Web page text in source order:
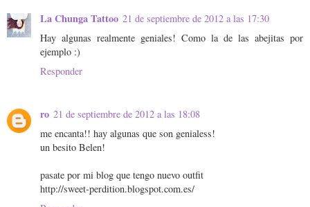
La Chunga Tattoo 21 de septiembre de 2012 a las 17:30
Hay algunas realmente geniales! Como la de las abejitas por
ejemplo :)
Responder
ro 21 de septiembre de 2012 a las 18:08
me encanta!! hay algunas que son genialess!
un besito Belen!
pasate por mi blog que tengo nuevo outfit
http://sweet-perdition.blogspot.com.es/